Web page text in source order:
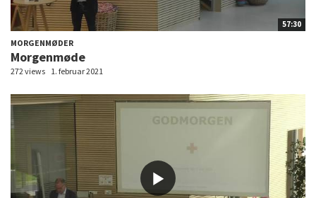
57:30
MORGENMØDER
Morgenmøde
272 views 1. februar 2021